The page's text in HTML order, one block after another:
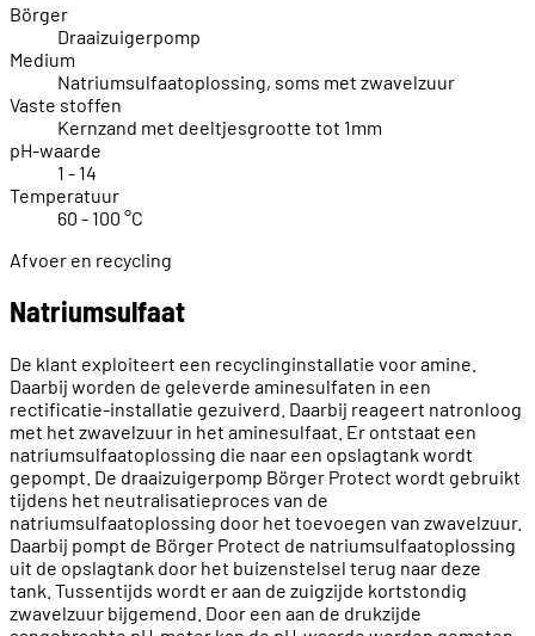
Börger
Draaizuigerpomp
Medium
Natriumsulfaatoplossing, soms met zwavelzuur
Vaste stoffen
Kernzand met deeltjesgrootte tot 1mm
pH-waarde
1 - 14
Temperatuur
60 - 100 °C
Afvoer en recycling
Natriumsulfaat
De klant exploiteert een recyclinginstallatie voor amine.
Daarbij worden de geleverde aminesulfaten in een
rectificatie-installatie gezuiverd. Daarbij reageert natronloog
met het zwavelzuur in het aminesulfaat. Er ontstaat een
natriumsulfaatoplossing die naar een opslagtank wordt
gepompt. De draaizuigerpomp Börger Protect wordt gebruikt
tijdens het neutralisatieproces van de
natriumsulfaatoplossing door het toevoegen van zwavelzuur.
Daarbij pompt de Börger Protect de natriumsulfaatoplossing
uit de opslagtank door het buizenstelsel terug naar deze
tank. Tussentijds wordt er aan de zuigzijde kortstondig
zwavelzuur bijgemend. Door een aan de drukzijde